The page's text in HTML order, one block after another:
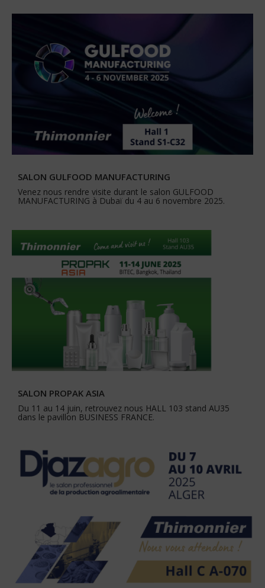
SALON GULFOOD MANUFACTURING
Venez nous rendre visite durant le salon GULFOOD
MANUFACTURING à Dubaï du 4 au 6 novembre 2025.
SALON PROPAK ASIA
Du 11 au 14 juin, retrouvez nous HALL 103 stand AU35
dans le pavillon BUSINESS FRANCE.